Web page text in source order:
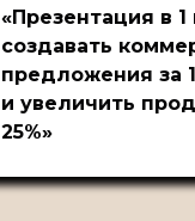
«Презентация в 1
создавать
предложения за
и увеличить
25%»